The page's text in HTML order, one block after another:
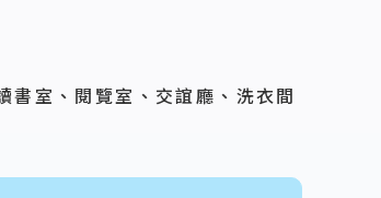
室、閱覽室、交誼廳、洗衣間